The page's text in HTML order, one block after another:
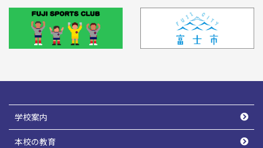
学校案内
本校の教育